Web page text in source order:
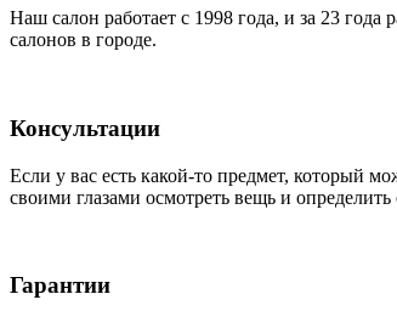
Наш салон работает с 1998 года, и за 23
салонов в городе.
Консультации
Если у вас есть какой-то предмет, который
своими глазами осмотреть вещь и
Гарантии